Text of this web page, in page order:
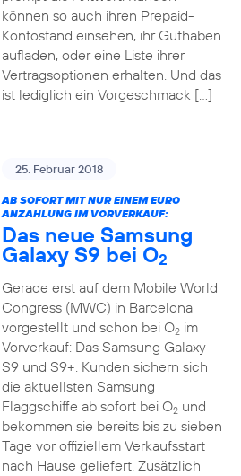
können so auch ihren Prepaid-
Kontostand einsehen, ihr Guthaben
aufladen, oder eine Liste ihrer
Vertragsoptionen erhalten. Und das
ist lediglich ein Vorgeschmack […]
25. Februar 2018
AB SOFORT MIT NUR EINEM EURO
ANZAHLUNG IM VORVERKAUF:
Das neue Samsung
Galaxy S9 bei O2
Gerade erst auf dem Mobile World
Congress (MWC) in Barcelona
vorgestellt und schon bei O2im
Vorverkauf: Das Samsung Galaxy
S9 und S9+. Kunden sichern sich
die aktuellsten Samsung
Flaggschiffe ab sofort bei O2und
bekommen sie bereits bis zu sieben
Tage vor offiziellem Verkaufsstart
nach Hause geliefert. Zusätzlich